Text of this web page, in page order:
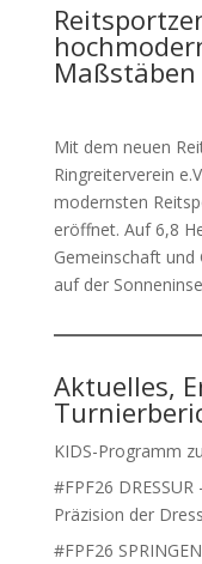
Mit dem neuen
Ringreiterverein
modernsten
eröffnet. Auf 6,8
Gemeinschaft
auf der
Aktuelles,
KIDS-Programm
#FPF26
Präzision der
#FPF26